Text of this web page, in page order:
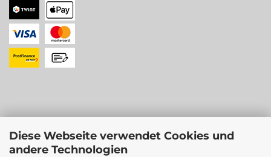
Diese Webseite verwendet Cookies und
andere Technologien